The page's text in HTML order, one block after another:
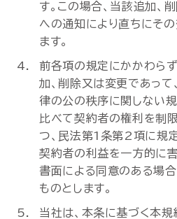
す。この場合、当該追加、
への通知により直ちにそ
ます。
前各項の規定にかかわら
加、削除又は変更であって
律の公の秩序に関しない
比べて契約者の権利を制
つ、民法第1条第2項に規
契約者の利益を一方的に
書面による同意のある場
ものとします。
当社は、本条に基づく本